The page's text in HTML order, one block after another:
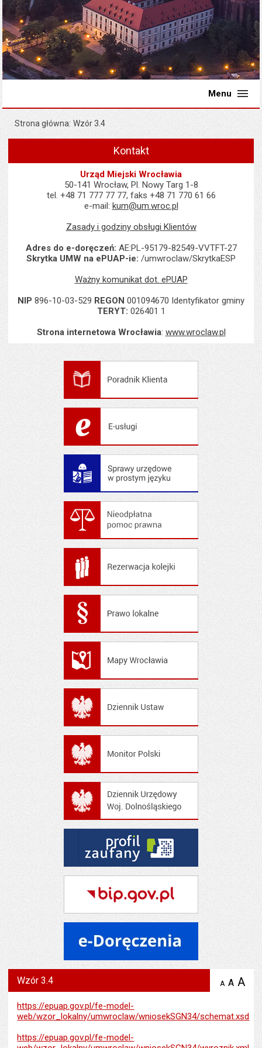
Menu
Strona główna Wzór 3.4
Kontakt
Urząd Miejski Wrocławia
50-141 Wrocław, Pl. Nowy Targ 1-8
tel. +48 71 777 77 77, faks +48 71 770 61 66
e-mail: kum@um.wroc.pl
Zasady i godziny obsługi Klientów
Adres do e-doręczeń: AE:PL-95179-82549-VVTFT-27
Skrytka UMW na ePUAP-ie: /umwroclaw/SkrytkaESP
Ważny komunikat dot. ePUAP
NIP 896-10-03-529 REGON 001094670 Identyfikator gminy
TERYT: 026401 1
Strona internetowa Wrocławia: www.wroclaw.pl
Wzór 3.4 A zmniejsz
A A
https://epuap.gov.pl/fe-model-
web/wzor_lokalny/umwroclaw/wniosekSGN34/schemat.xsd
https://epuap.gov.pl/fe-model-